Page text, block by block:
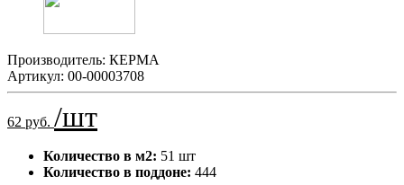
Производитель: КЕРМА
Артикул: 00-00003708
62 руб. /шт
Количество в м2: 51 шт
Количество в поддоне: 444